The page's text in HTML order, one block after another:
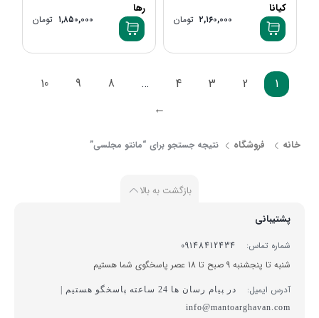
کیانا
۲,۱۶۰,۰۰۰ تومان
رها
۱,۸۵۰,۰۰۰ تومان
1
2
3
4
…
8
9
10
←
خانه فروشگاه نتیجه جستجو برای “مانتو مجلسی”
بازگشت به بالا
پشتیبانی
شماره تماس:
09148412434
شنبه تا پنجشنبه 9 صبح تا 18 عصر پاسخگوی شما هستیم
آدرس ایمیل:
در پیام رسان ها 24 ساعته پاسخگو هستیم |
info@mantoarghavan.com